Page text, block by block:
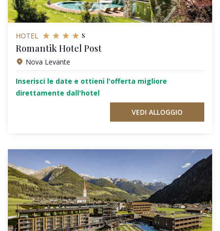
HOTEL s
Romantik Hotel Post
Nova Levante
Inserisci le date e ottieni l'offerta migliore
direttamente dall'hotel
VEDI ALLOGGIO